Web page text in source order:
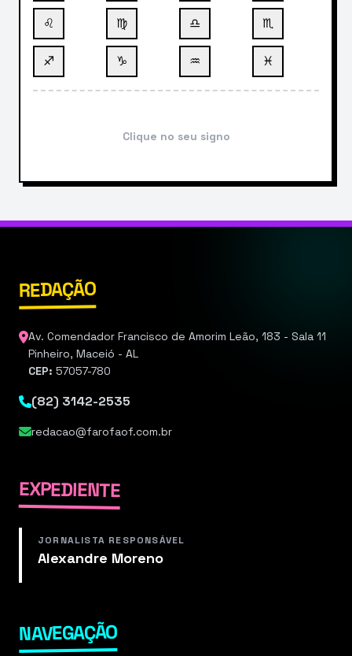
♌ ♍ ♎ ♏
♐ ♑ ♒ ♓
Clique no seu signo
REDAÇÃO
Av. Comendador Francisco de Amorim Leão, 183 - Sala 11
Pinheiro, Maceió - AL
CEP: 57057-780
(82) 3142-2535
redacao@farofaof.com.br
EXPEDIENTE
JORNALISTA RESPONSÁVEL
Alexandre Moreno
NAVEGAÇÃO